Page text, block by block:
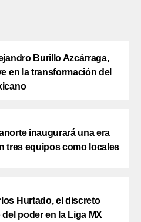
Burillo Azcárraga,
en la transformación del
inaugurará una era
tres equipos como locales
Hurtado, el discreto
poder en la Liga MX